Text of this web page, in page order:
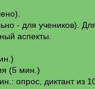
- для учеников).
аспекты.
(5 мин.)
опрос, диктант из